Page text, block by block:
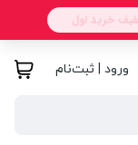
ورود | ثبت‌نام